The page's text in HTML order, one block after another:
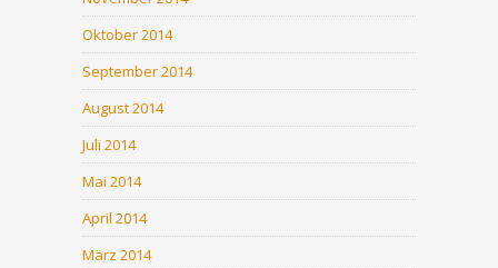
Oktober 2014
September 2014
August 2014
Juli 2014
Mai 2014
April 2014
März 2014